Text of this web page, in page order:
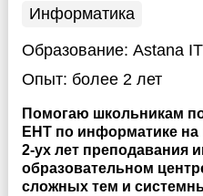
Информатика
Образование: Astana
Опыт: более 2 лет
Помогаю школьникам
ЕНТ по информатике
2-ух лет преподавания
образовательном
сложных тем и